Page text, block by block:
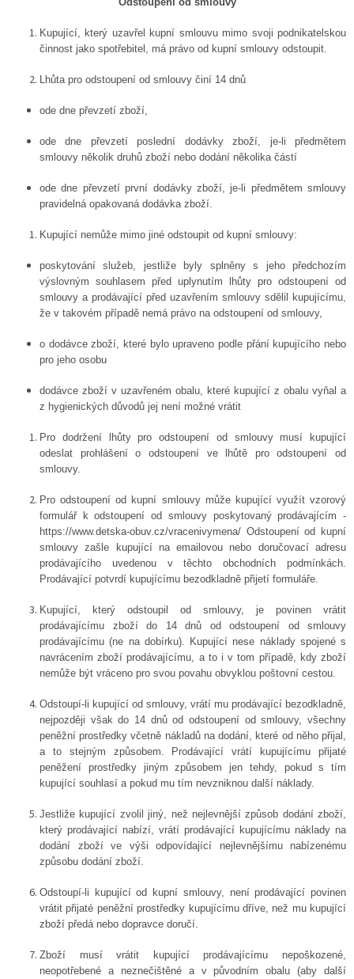
Kupující, který uzavřel kupní smlouvu mimo svoji podnikatelskou
činnost jako spotřebitel, má právo od kupní smlouvy odstoupit.
Lhůta pro odstoupení od smlouvy činí 14 dnů
ode dne převzetí zboží,
ode dne převzetí poslední dodávky zboží, je-li předmětem
smlouvy několik druhů zboží nebo dodání několika částí
ode dne převzetí první dodávky zboží, je-li předmětem smlouvy
pravidelná opakovaná dodávka zboží.
Kupující nemůže mimo jiné odstoupit od kupní smlouvy:
poskytování služeb, jestliže byly splněny s jeho předchozím
výslovným souhlasem před uplynutím lhůty pro odstoupení od
smlouvy a prodávající před uzavřením smlouvy sdělil kupujícímu,
že v takovém případě nemá právo na odstoupení od smlouvy,
o dodávce zboží, které bylo upraveno podle přání kupujícího nebo
pro jeho osobu
dodávce zboží v uzavřeném obalu, které kupující z obalu vyňal a
z hygienických důvodů jej není možné vrátit
Pro dodržení lhůty pro odstoupení od smlouvy musí kupující
odeslat prohlášení o odstoupení ve lhůtě pro odstoupení od
smlouvy.
Pro odstoupení od kupní smlouvy může kupující využít vzorový
formulář k odstoupení od smlouvy poskytovaný prodávajícím -
https://www.detska-obuv.cz/vracenivymena/ Odstoupení od kupní
smlouvy zašle kupující na emailovou nebo doručovací adresu
prodávajícího uvedenou v těchto obchodních podmínkách.
Prodávající potvrdí kupujícímu bezodkladně přijetí formuláře.
Kupující, který odstoupil od smlouvy, je povinen vrátit
prodávajícímu zboží do 14 dnů od odstoupení od smlouvy
prodávajícímu (ne na dobírku). Kupující nese náklady spojené s
navrácením zboží prodávajícímu, a to i v tom případě, kdy zboží
nemůže být vráceno pro svou povahu obvyklou poštovní cestou.
Odstoupí-li kupující od smlouvy, vrátí mu prodávající bezodkladně,
nejpozději však do 14 dnů od odstoupení od smlouvy, všechny
peněžní prostředky včetně nákladů na dodání, které od něho přijal,
a to stejným způsobem. Prodávající vrátí kupujícímu přijaté
peněžení prostředky jiným způsobem jen tehdy, pokud s tím
kupující souhlasí a pokud mu tím nevzniknou další náklady.
Jestliže kupující zvolil jiný, než nejlevnější způsob dodání zboží,
který prodávající nabízí, vrátí prodávající kupujícímu náklady na
dodání zboží ve výši odpovídající nejlevnějšímu nabízenému
způsobu dodání zboží.
Odstoupí-li kupující od kupní smlouvy, není prodávající povinen
vrátit přijaté peněžní prostředky kupujícímu dříve, než mu kupující
zboží předá nebo dopravce doručí.
Zboží musí vrátit kupující prodávajícímu nepoškozené,
neopotřebené a neznečištěné a v původním obalu (aby další